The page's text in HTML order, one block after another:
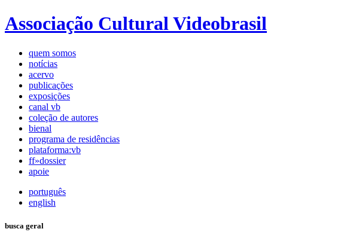
Associação Cultural Videobrasil
quem somos
notícias
acervo
publicações
exposições
canal vb
coleção de autores
bienal
programa de residências
plataforma:vb
ff»dossier
apoie
português
english
busca geral